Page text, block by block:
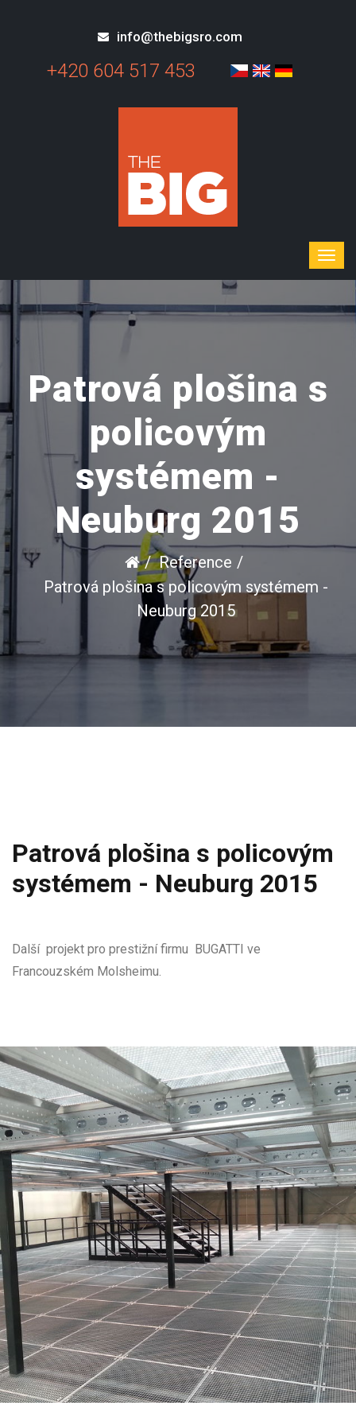
info@thebigsro.com
+420 604 517 453
Patrová plošina s
policovým
systémem -
Neuburg 2015
Reference
Patrová plošina s policovým systémem -
Neuburg 2015
Patrová plošina s policovým
systémem - Neuburg 2015
Další projekt pro prestižní firmu BUGATTI ve
Francouzském Molsheimu.